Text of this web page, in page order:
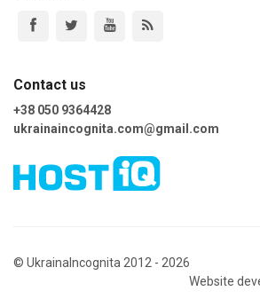
Contact us
+38 050 9364428
ukrainaincognita.com@gmail.com
© UkrainaIncognita 2012 - 2026
Website